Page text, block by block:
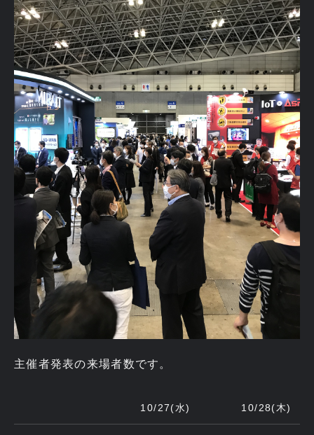
主催者発表の来場者数です。
10/27(水) 10/28(木)